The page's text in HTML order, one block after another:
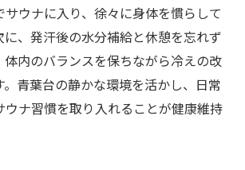
ウナに入り、徐々に身体を慣らして
に、発汗後の水分補給と休憩を忘れず
体内のバランスを保ちながら冷えの改
青葉台の静かな環境を活かし、日常
ウナ習慣を取り入れることが健康維持